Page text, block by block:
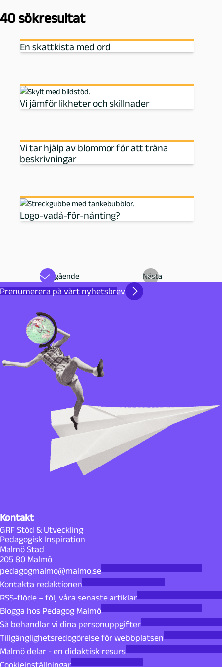
40 sökresultat
En skattkista med ord
Vi jämför likheter och skillnader
Vi tar hjälp av blommor för att träna
beskrivningar
Logo-vadå-för-nånting?
Föregående Nästa
Prenumerera på vårt nyhetsbrev
Kontakt
GRF Stöd & Utveckling
Pedagogisk Inspiration
Malmö Stad
205 80 Malmö
pedagogmalmo@malmo.se
Kontakta redaktionen
RSS-flöde – följ våra senaste artiklar
Blogga hos Pedagog Malmö
Så behandlar vi dina personuppgifter
Tillgänglighetsredogörelse för webbplatsen
Malmö delar - en didaktisk resurs
Cookieinställningar